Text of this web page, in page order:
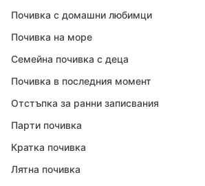
Почивка с домашни любимци
Почивка на море
Семейна почивка с деца
Почивка в последния момент
Отстъпка за ранни записвания
Парти почивка
Кратка почивка
Лятна почивка